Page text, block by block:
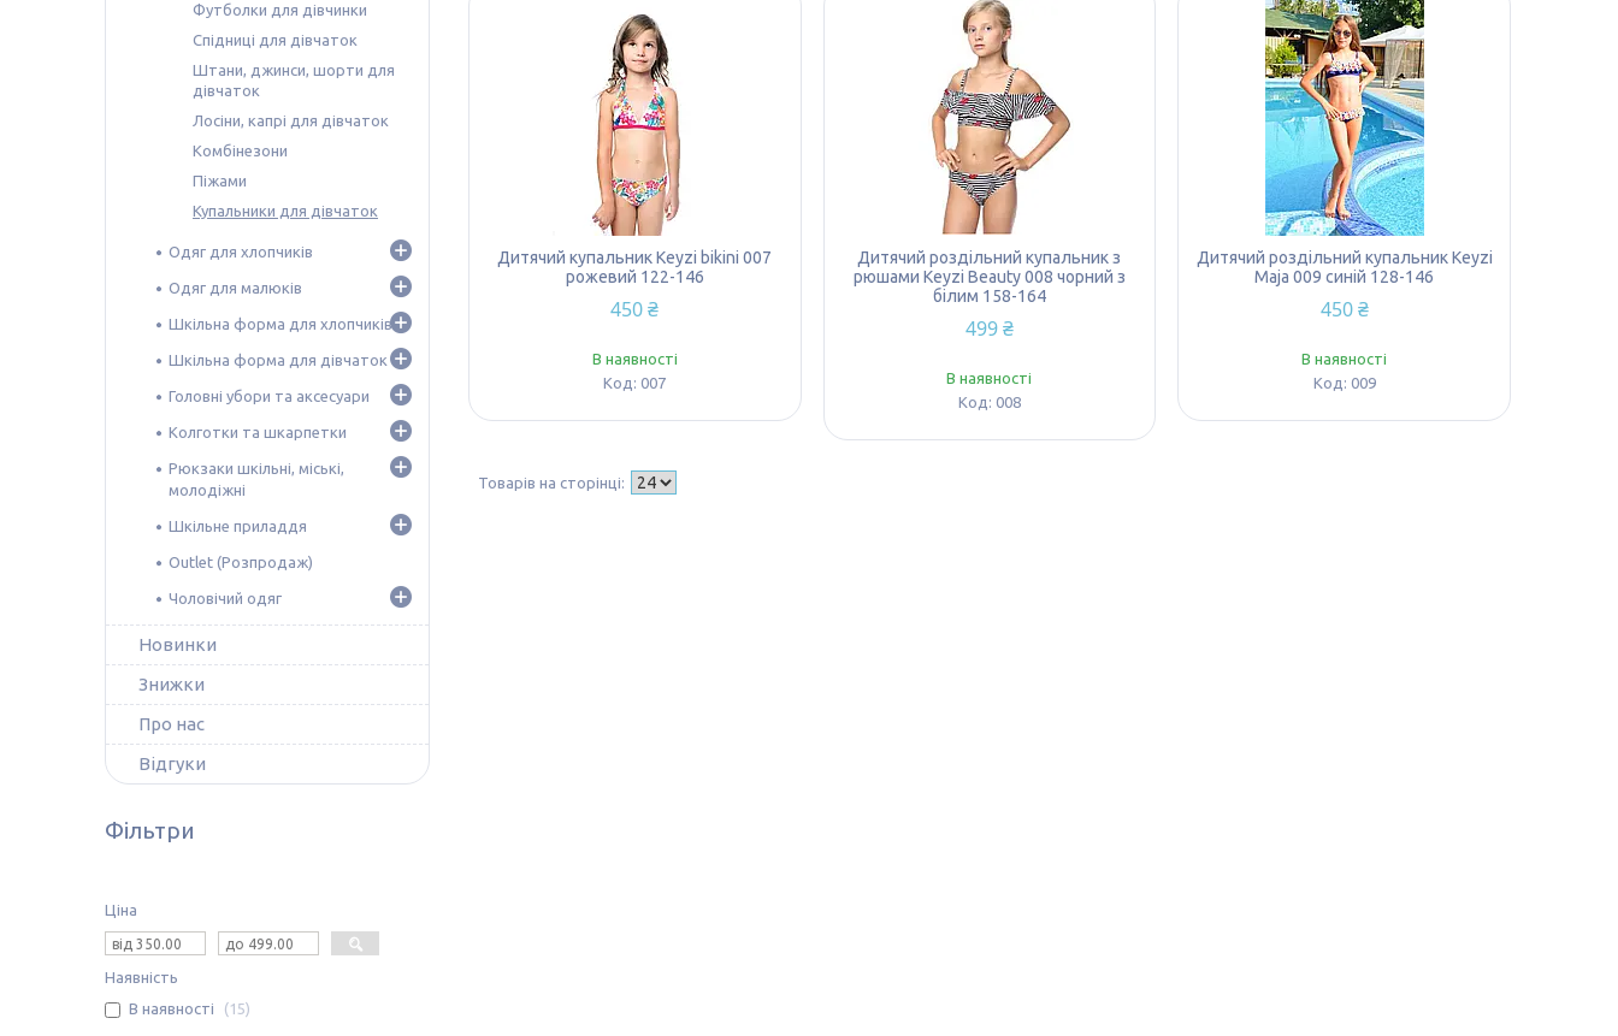
Дитячий купальник Keyzi bikini 007
рожевий 122-146
450 ₴
В наявності
007
Дитячий роздільний купальник з
рюшами Keyzi Beauty 008 чорний з
білим 158-164
499 ₴
В наявності
008
Дитячий роздільний купальник Keyzi
Maja 009 синій 128-146
450 ₴
В наявності
009
Футболки для дівчинки
Спідниці для дівчаток
Штани, джинси, шорти для
дівчаток
Лосіни, капрі для дівчаток
Комбінезони
Піжами
Купальники для дівчаток
Одяг для хлопчиків
Одяг для малюків
Шкільна форма для хлопчиків
Шкільна форма для дівчаток
Головні убори та аксесуари
Колготки та шкарпетки
Рюкзаки шкільні, міські,
молодіжні
Шкільне приладдя
Outlet (Розпродаж)
Чоловічий одяг
Новинки
Знижки
Про нас
Відгуки
Фільтри
Ціна
Наявність
В наявності
15